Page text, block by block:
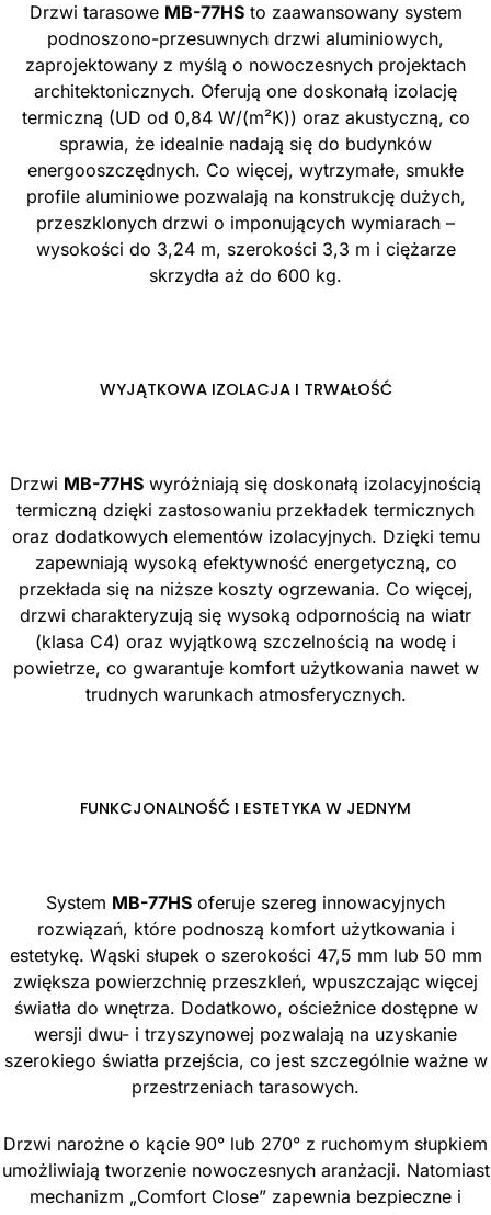
Drzwi tarasowe MB-77HSto zaawansowany system
podnoszono-przesuwnych drzwi aluminiowych,
zaprojektowany z myślą o nowoczesnych projektach
architektonicznych. Oferują one doskonałą izolację
termiczną (UD od 0,84 W/(m²K)) oraz akustyczną, co
sprawia, że idealnie nadają się do budynków
energooszczędnych. Co więcej, wytrzymałe, smukłe
profile aluminiowe pozwalają na konstrukcję dużych,
przeszklonych drzwi o imponujących wymiarach –
wysokości do 3,24 m, szerokości 3,3 m i ciężarze
skrzydła aż do 600 kg.
WYJĄTKOWA IZOLACJA I TRWAŁOŚĆ
Drzwi MB-77HS wyróżniają się doskonałą izolacyjnością
termiczną dzięki zastosowaniu przekładek termicznych
oraz dodatkowych elementów izolacyjnych. Dzięki temu
zapewniają wysoką efektywność energetyczną, co
przekłada się na niższe koszty ogrzewania. Co więcej,
drzwi charakteryzują się wysoką odpornością na wiatr
(klasa C4) oraz wyjątkową szczelnością na wodę i
powietrze, co gwarantuje komfort użytkowania nawet w
trudnych warunkach atmosferycznych.
FUNKCJONALNOŚĆ I ESTETYKA W JEDNYM
System MB-77HS oferuje szereg innowacyjnych
rozwiązań, które podnoszą komfort użytkowania i
estetykę. Wąski słupek o szerokości 47,5 mm lub 50 mm
zwiększa powierzchnię przeszkleń, wpuszczając więcej
światła do wnętrza. Dodatkowo, ościeżnice dostępne w
wersji dwu- i trzyszynowej pozwalają na uzyskanie
szerokiego światła przejścia, co jest szczególnie ważne w
przestrzeniach tarasowych.
Drzwi narożne o kącie 90° lub 270° z ruchomym słupkiem
umożliwiają tworzenie nowoczesnych aranżacji. Natomiast
mechanizm „Comfort Close” zapewnia bezpieczne i